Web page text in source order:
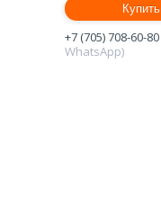
Купить
+7 (705) 708-60-80
WhatsApp